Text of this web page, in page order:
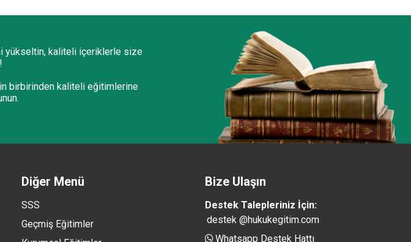
yükseltin, kaliteli içeriklerle size
birbirinden kaliteli eğitimlerine
Diğer Menü
SSS
Geçmiş Eğitimler
Bize Ulaşın
Destek Talepleriniz İçin:
destek @hukukegitim.com
Whatsapp Destek Hattı